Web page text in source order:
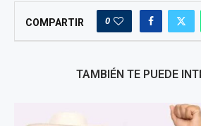
COMPARTIR 0
TAMBIÉN TE PUEDE